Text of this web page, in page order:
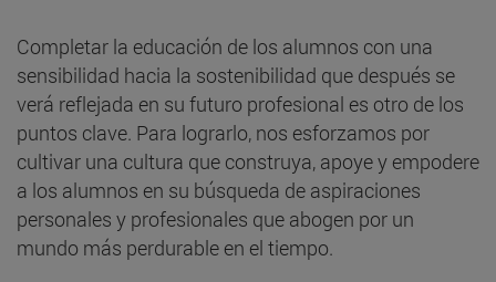
Completar la educación de los alumnos con una
sensibilidad hacia la sostenibilidad que después se
verá reflejada en su futuro profesional es otro de los
puntos clave. Para lograrlo, nos esforzamos por
cultivar una cultura que construya, apoye y empodere
a los alumnos en su búsqueda de aspiraciones
personales y profesionales que abogen por un
mundo más perdurable en el tiempo.